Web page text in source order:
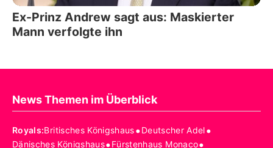
Ex-Prinz Andrew sagt aus: Maskierter
Mann verfolgte ihn
News Themen im Überblick
Royals:Britisches Königshaus•Deutscher Adel•
Dänisches Königshaus•Fürstenhaus Monaco•